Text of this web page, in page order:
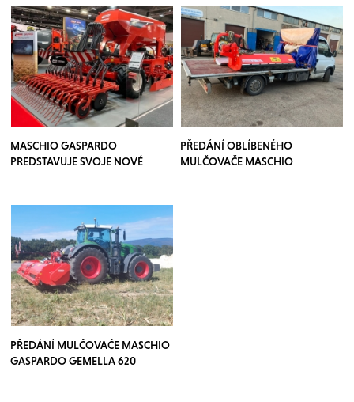
MASCHIO GASPARDO
PREDSTAVUJE SVOJE NOVÉ
PŘEDÁNÍ OBLÍBENÉHO
MULČOVAČE MASCHIO
PŘEDÁNÍ MULČOVAČE MASCHIO
GASPARDO GEMELLA 620